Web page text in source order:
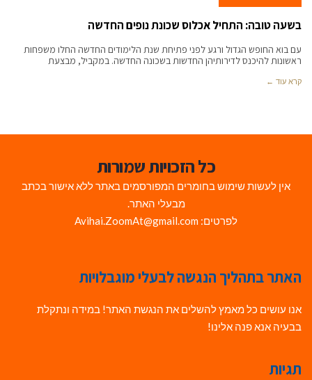
בשעה טובה: התחיל אכלוס שכונת נופים החדשה
עם בוא החופש הגדול ורגע לפני פתיחת שנת הלימודים החדשה החלו משפחות
ראשונות להיכנס לדירותיהן החדשות בשכונה החדשה. במקביל, מבצעת
קרא עוד ←
כל הזכויות שמורות
אין לעשות שימוש בחומרים המפורסמים באתר ללא אישור בכתב
מבעלי האתר.
לפרטים: Avihai.ZoomAt@gmail.com
האתר בתהליך הנגשה לבעלי מוגבלויות
אנו עושים כל מאמץ להשלים את הנגשת האתר! במידה ונתקלת
בבעיה אנא פנה אלינו!
תגיות